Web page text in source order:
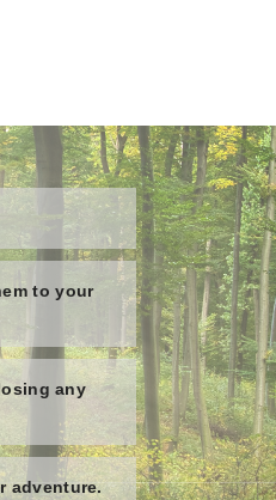
to your
any
adventure.